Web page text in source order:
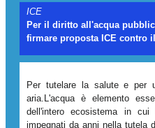
ICE
Per il diritto all'acqua
firmare proposta ICE contro
Per tutelare la salute e per
aria.L'acqua è elemento
dell'intero ecosistema in
impegnati da anni nella tutela